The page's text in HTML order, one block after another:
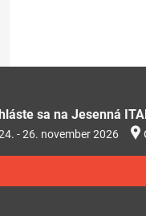
sa na Jesenná
- 26. november 2026